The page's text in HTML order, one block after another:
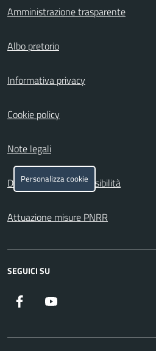
Amministrazione trasparente
Albo pretorio
Informativa privacy
Cookie policy
Note legali
Dichiarazione di accessibilità
Attuazione misure PNRR
SEGUICI SU
Facebook
Personalizza cookie